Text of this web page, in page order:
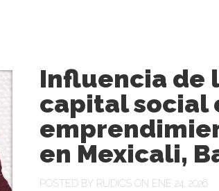
Influencia de
capital social
en Mexicali,
POSTED BY RUDICS ON ENE 24, 2026